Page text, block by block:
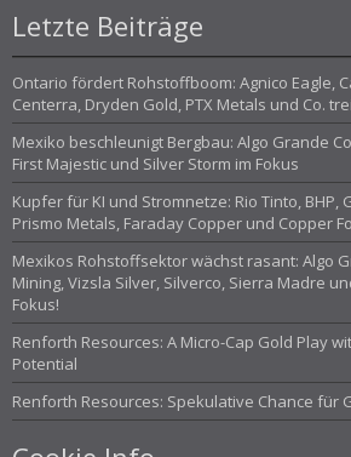
Letzte Beiträge
Ontario fördert Rohstoffboom: Agnico Eagle,
Centerra, Dryden Gold, PTX Metals und Co.
Mexiko beschleunigt Bergbau: Algo Grande
First Majestic und Silver Storm im Fokus
Kupfer für KI und Stromnetze: Rio Tinto, BHP,
Prismo Metals, Faraday Copper und Copper
Mexikos Rohstoffsektor wächst rasant: Algo
Mining, Vizsla Silver, Silverco, Sierra Madre
Fokus!
Renforth Resources: A Micro-Cap Gold Play
Potential
Renforth Resources: Spekulative Chance für